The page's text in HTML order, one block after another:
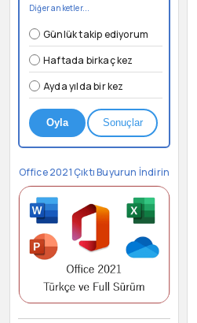
Diğer anketler...
Günlük takip ediyorum
Haftada birkaç kez
Ayda yılda bir kez
Oyla Sonuçlar
Office 2021 Çıktı Buyurun İndirin